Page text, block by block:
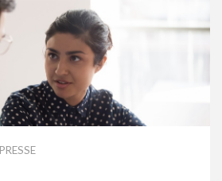
invalidants . Elle publie
destinés aux
santé [1] impliqués dans le suivi